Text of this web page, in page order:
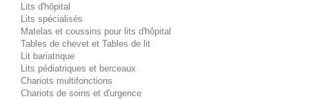
Lits d'hôpital
Lits spécialisés
Matelas et coussins pour lits d'hôpital
Tables de chevet et Tables de lit
Lit bariatrique
Lits pédiatriques et berceaux
Chariots multifonctions
Chariots de soins et d'urgence